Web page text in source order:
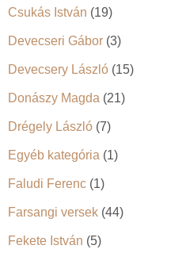
Csukás István (19)
Devecseri Gábor (3)
Devecsery László (15)
Donászy Magda (21)
Drégely László (7)
Egyéb kategória (1)
Faludi Ferenc (1)
Farsangi versek (44)
Fekete István (5)